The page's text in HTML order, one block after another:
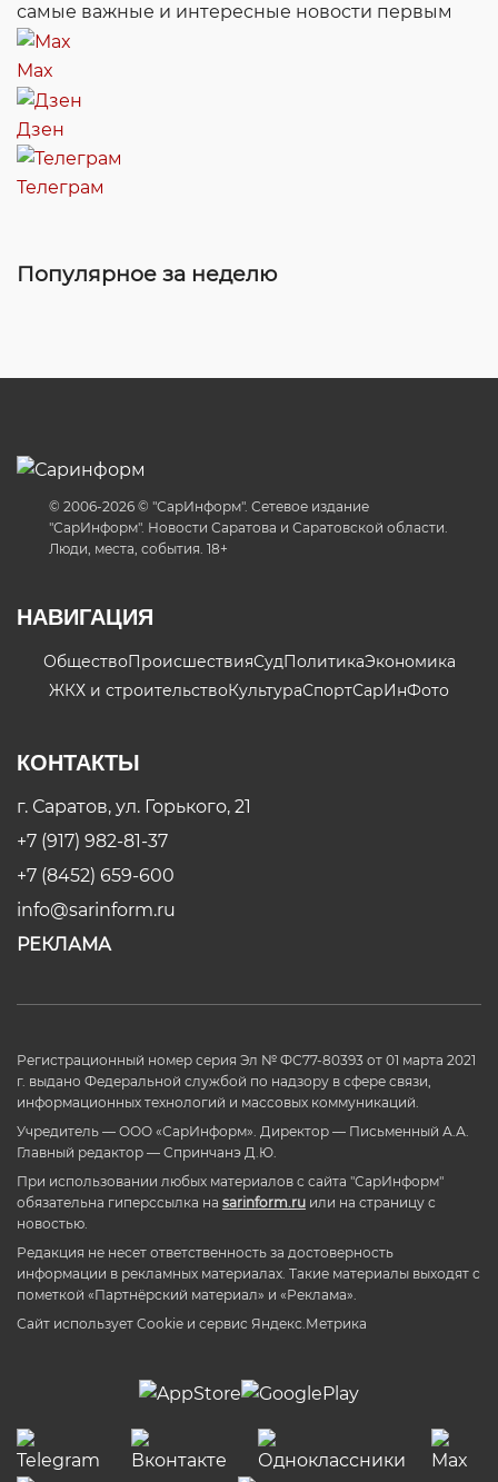
самые важные и интересные новости первым
Max
Дзен
Телеграм
Популярное за неделю
© 2006-2026 © "СарИнформ". Сетевое издание
"СарИнформ". Новости Саратова и Саратовской области.
Люди, места, события. 18+
НАВИГАЦИЯ
ОбществоПроисшествияСудПолитикаЭкономика
ЖКХ и строительствоКультураСпортСарИнФото
КОНТАКТЫ
г. Саратов, ул. Горького, 21
+7 (917) 982-81-37
+7 (8452) 659-600
info@sarinform.ru
РЕКЛАМА
Регистрационный номер серия Эл № ФС77-80393 от 01 марта 2021
г. выдано Федеральной службой по надзору в сфере связи,
информационных технологий и массовых коммуникаций.
Учредитель — ООО «СарИнформ». Директор — Письменный А.А.
Главный редактор — Спринчанэ Д.Ю.
При использовании любых материалов с сайта "СарИнформ"
обязательна гиперссылка на sarinform.ru или на страницу с
новостью.
Редакция не несет ответственность за достоверность
информации в рекламных материалах. Такие материалы выходят с
пометкой «Партнёрский материал» и «Реклама».
Сайт использует Cookie и сервиc Яндекс.Метрика